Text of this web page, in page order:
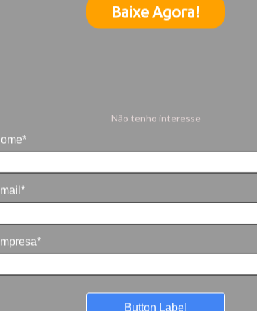
Baixe Agora!
Não tenho interesse
Button Label